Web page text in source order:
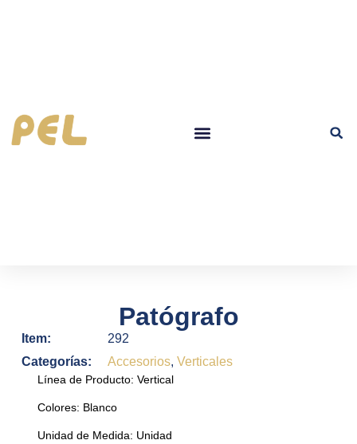
Patógrafo
Item:
292
Categorías:
Accesorios, Verticales
Línea de Producto: Vertical
Colores: Blanco
Unidad de Medida: Unidad